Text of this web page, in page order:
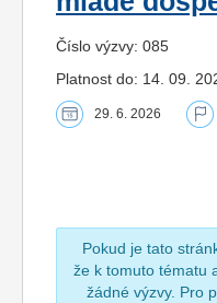
Číslo výzvy: 085
Platnost do: 14. 09.
29. 6. 2026
Pokud je tato
že k tomuto tématu
žádné výzvy. Pro